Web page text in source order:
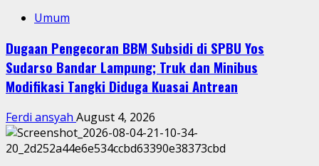
Umum
Dugaan Pengecoran BBM Subsidi di SPBU Yos
Sudarso Bandar Lampung; Truk dan Minibus
Modifikasi Tangki Diduga Kuasai Antrean
Ferdi ansyah August 4, 2026